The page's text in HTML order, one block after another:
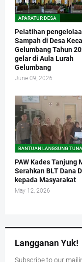
APARATUR DESA
Pelatihan
Sampah di Desa
Gelumbang Tahun
gelar di Aula Lurah
Gelumbang
June 09, 2026
BANTUAN LANGSUNG
PAW Kades Tanjung
Serahkan BLT Dana
kepada Masyarakat
May 12, 2026
Langganan Yuk!
Subscribe to our